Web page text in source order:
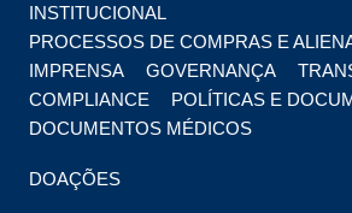
INSTITUCIONAL
PROCESSOS DE COMPRAS E
IMPRENSA
GOVERNANÇA
COMPLIANCE
POLÍTICAS E
DOCUMENTOS MÉDICOS
DOAÇÕES